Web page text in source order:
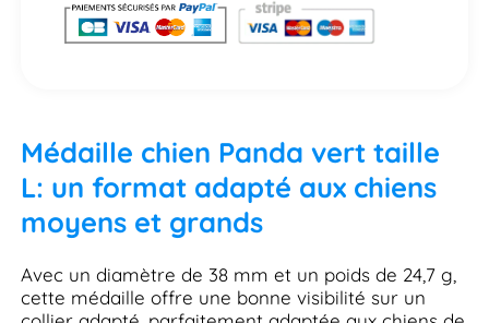
Médaille chien Panda vert taille
L: un format adapté aux chiens
moyens et grands
Avec un diamètre de 38 mm et un poids de 24,7 g,
cette médaille offre une bonne visibilité sur un